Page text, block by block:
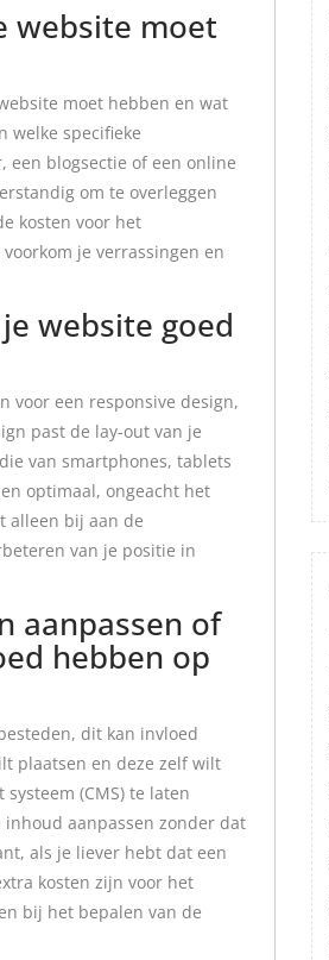
website moet
moet hebben en wat
welke specifieke
blogsectie of een online
om te overleggen
kosten voor het
je verrassingen en
website goed
voor een responsive design,
past de lay-out van je
van smartphones, tablets
optimaal, ongeacht het
alleen bij aan de
van je positie in
aanpassen of
hebben op
dit kan invloed
plaatsen en deze zelf wilt
(CMS) te laten
aanpassen zonder dat
als je liever hebt dat een
kosten zijn voor het
bij het bepalen van de